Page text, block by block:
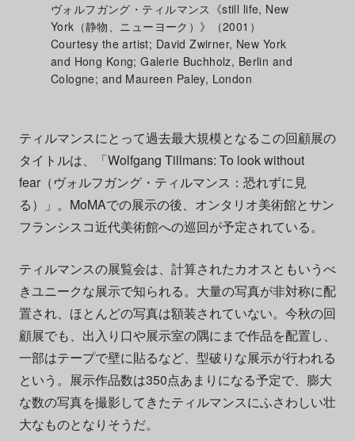
ヴォルフガング・ティルマンス《still life, New
York（静物、ニューヨーク）》（2001）
Courtesy the artist; David Zwirner, New York
and Hong Kong; Galerie Buchholz, Berlin and
Cologne; and Maureen Paley, London
ティルマンスにとって過去最大規模となるこの回顧展の
タイトルは、「Wolfgang Tillmans: To look without
fear（ヴォルフガング・ティルマンス：恐れずに見
る）」。MoMAでの展示の後、オンタリオ美術館とサン
フランシスコ近代美術館への巡回が予定されている。
ティルマンスの展覧会は、計算されたカオスともいうべ
きユニークな展示で知られる。大量の写真が非対称に配
置され、ほとんどの写真は額装されていない。今秋の回
顧展でも、出入り口や展示室の隅にまで作品を配置し、
一部はテープで壁に貼るなど、型破りな展示が行われる
という。展示作品数は350点あまりになる予定で、膨大
な数の写真を撮影してきたティルマンスにふさわしい壮
大なものとなりそうだ。